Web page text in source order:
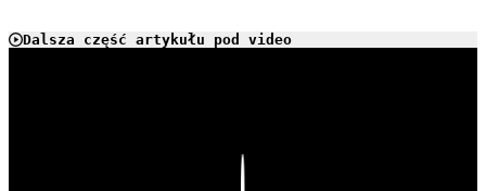
Dalsza część artykułu pod video